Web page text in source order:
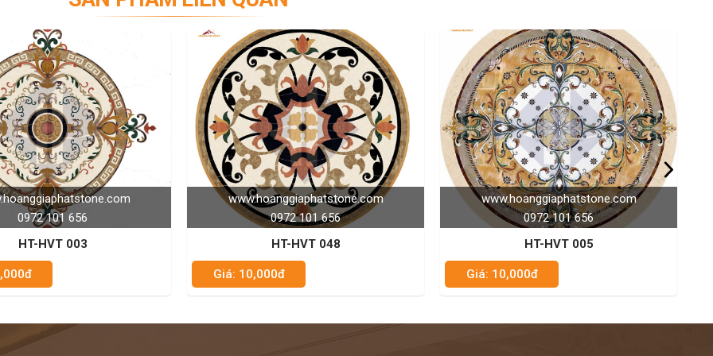
www.hoanggiaphatstone.com
0972 101 656
HT-HVT 048
Giá: 10,000đ
www.hoanggiaphatstone.com
0972 101 656
HT-HVT 005
Giá: 10,000đ
www.hoanggiaphatstone.com
0972 101 656
HT-HVT 030
Giá: 10,000đ